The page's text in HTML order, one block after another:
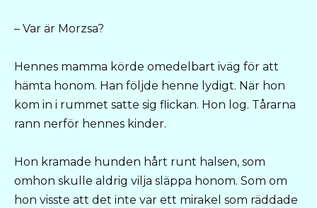
– Var är Morzsa?
Hennes mamma körde omedelbart iväg för att
hämta honom. Han följde henne lydigt. När hon
kom in i rummet satte sig flickan. Hon log. Tårarna
rann nerför hennes kinder.
Hon kramade hunden hårt runt halsen, som
omhon skulle aldrig vilja släppa honom. Som om
hon visste att det inte var ett mirakel som räddade